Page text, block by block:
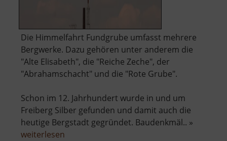
Die Himmelfahrt Fundgrube umfasst mehrere
Bergwerke. Dazu gehören unter anderem die
"Alte Elisabeth", die "Reiche Zeche", der
"Abrahamschacht" und die "Rote Grube".
Schon im 12. Jahrhundert wurde in und um
Freiberg Silber gefunden und damit auch die
heutige Bergstadt gegründet. Baudenkmäl.. »
weiterlesen